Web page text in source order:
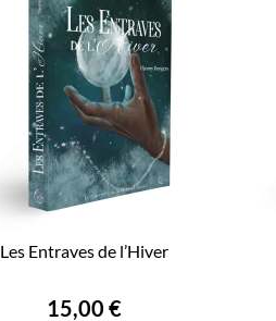
Les Entraves de l’Hiver
Prix
15,00 €